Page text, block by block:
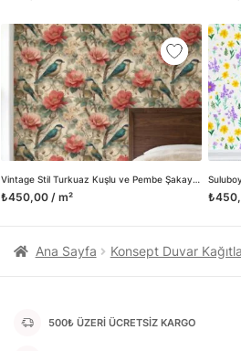
Vintage Stil Turkuaz Kuşlu ve Pembe Şakayık Çiçekli Duvar Kağıdı, Klasik Desenli Botanik Duvar Posteri
₺450,00 / m²
üretimini ve satışını yapmaktadır.
biliyor ve evin en kritik dekorasyon
ediyoruz. Bu nedenle ürün
trendlere ayak uydurmanın yanı sıra
da öncü rol üstleniyoruz.
Herhangi bir soru ya da sorununuz
geçebilirsiniz.
Ana Sayfa Konsept Duvar
500₺ ÜZERİ ÜCRETSİZ KARGO